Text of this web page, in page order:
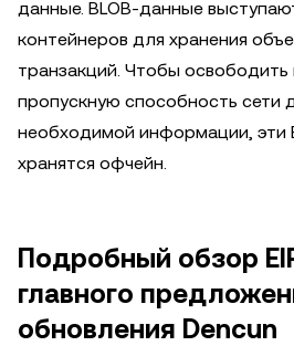
данные. BLOB-данные
контейнеров для хранения
транзакций. Чтобы освободить
пропускную способность сети
необходимой информации, эти
хранятся офчейн.
Подробный обзор
главного
обновления Dencun